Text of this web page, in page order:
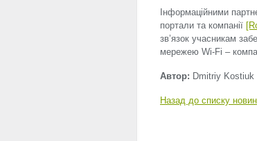
Інформаційними
портали та компанії
зв’язок учасникам
мережею Wi-Fi –
Автор: Dmitriy Kostiuk
Назад до списку новин